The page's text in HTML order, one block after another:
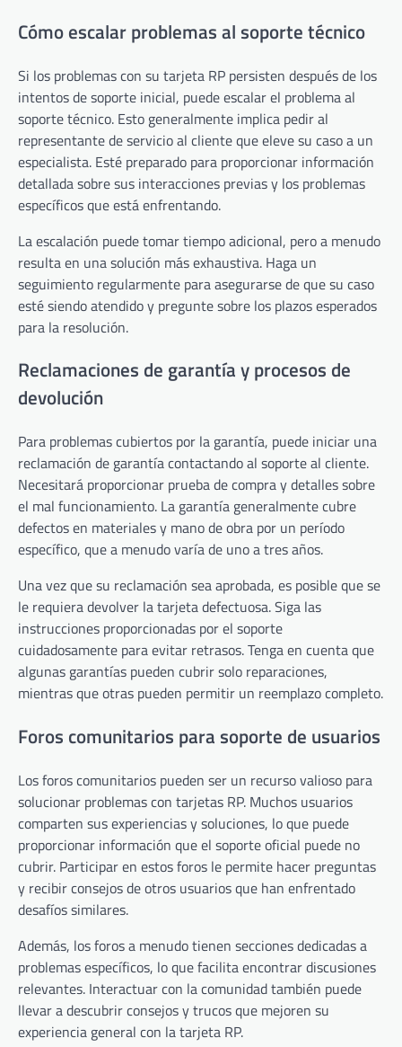
Cómo escalar problemas al soporte técnico
Si los problemas con su tarjeta RP persisten después de los
intentos de soporte inicial, puede escalar el problema al
soporte técnico. Esto generalmente implica pedir al
representante de servicio al cliente que eleve su caso a un
especialista. Esté preparado para proporcionar información
detallada sobre sus interacciones previas y los problemas
específicos que está enfrentando.
La escalación puede tomar tiempo adicional, pero a menudo
resulta en una solución más exhaustiva. Haga un
seguimiento regularmente para asegurarse de que su caso
esté siendo atendido y pregunte sobre los plazos esperados
para la resolución.
Reclamaciones de garantía y procesos de
devolución
Para problemas cubiertos por la garantía, puede iniciar una
reclamación de garantía contactando al soporte al cliente.
Necesitará proporcionar prueba de compra y detalles sobre
el mal funcionamiento. La garantía generalmente cubre
defectos en materiales y mano de obra por un período
específico, que a menudo varía de uno a tres años.
Una vez que su reclamación sea aprobada, es posible que se
le requiera devolver la tarjeta defectuosa. Siga las
instrucciones proporcionadas por el soporte
cuidadosamente para evitar retrasos. Tenga en cuenta que
algunas garantías pueden cubrir solo reparaciones,
mientras que otras pueden permitir un reemplazo completo.
Foros comunitarios para soporte de usuarios
Los foros comunitarios pueden ser un recurso valioso para
solucionar problemas con tarjetas RP. Muchos usuarios
comparten sus experiencias y soluciones, lo que puede
proporcionar información que el soporte oficial puede no
cubrir. Participar en estos foros le permite hacer preguntas
y recibir consejos de otros usuarios que han enfrentado
desafíos similares.
Además, los foros a menudo tienen secciones dedicadas a
problemas específicos, lo que facilita encontrar discusiones
relevantes. Interactuar con la comunidad también puede
llevar a descubrir consejos y trucos que mejoren su
experiencia general con la tarjeta RP.